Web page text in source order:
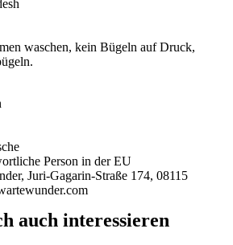
waschen, kein Bügeln auf Druck,
Person in der EU
Juri-Gagarin-Straße 174, 08115
auch interessieren